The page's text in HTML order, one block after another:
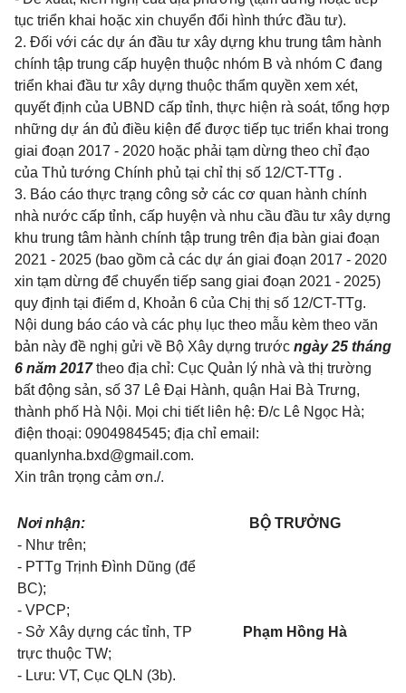
tục triển khai hoặc xin chuyển đổi hình thức đầu tư).
2. Đối với các dự án đầu tư xây dựng khu trung tâm hành
chính tập trung cấp huyện thuộc nhóm B và nhóm C đang
triển khai đầu tư xây dựng thuộc thẩm quyền xem xét,
quyết định của UBND cấp tỉnh, thực hiện rà soát, tổng hợp
những dự án đủ điều kiện để được tiếp tục triển khai trong
giai đoạn 2017 - 2020 hoặc phải tạm dừng theo chỉ đạo
của Thủ tướng Chính phủ tại chỉ thị số 12/CT-TTg .
3. Báo cáo thực trạng công sở các cơ quan hành chính
nhà nước cấp tỉnh, cấp huyện và nhu cầu đầu tư xây dựng
khu trung tâm hành chính tập trung trên địa bàn giai đoạn
2021 - 2025 (bao gồm cả các dự án giai đoạn 2017 - 2020
xin tạm dừng để chuyển tiếp sang giai đoạn 2021 - 2025)
quy định tại điểm d, Khoản 6 của Chị thị số 12/CT-TTg.
Nội dung báo cáo và các phụ lục theo mẫu kèm theo văn
bản này đề nghị gửi về Bộ Xây dựng trước ngày 25 tháng
6 năm 2017theo địa chỉ: Cục Quản lý nhà và thị trường
bất động sản, số 37 Lê Đại Hành, quận Hai Bà Trưng,
thành phố Hà Nội. Mọi chi tiết liên hệ: Đ/c Lê Ngọc Hà;
điện thoại: 0904984545; địa chỉ email:
quanlynha.bxd@gmai l.com.
Xin trân trọng cảm ơn./.
Nơi nhận:
- Như trên;
- PTTg Trịnh Đình Dũng (để
BC);
- VPCP;
- Sở Xây dựng các tỉnh, TP
trực thuộc TW;
- Lưu: VT, Cục QLN (3b).
BỘ TRƯỞNG
Phạm Hồng Hà